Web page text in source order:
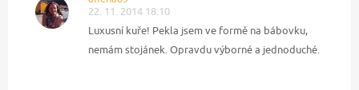
22. 11. 2014 18:10
Luxusní kuře! Pekla jsem ve formě na bábovku,
nemám stojánek. Opravdu výborné a jednoduché.